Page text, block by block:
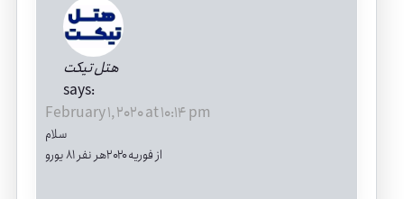
هتل تیکت
says:
February 1, 2020 at 10:14 pm
سلام
از فوریه ۲۰۲۰هر نفر ۸۱ یورو